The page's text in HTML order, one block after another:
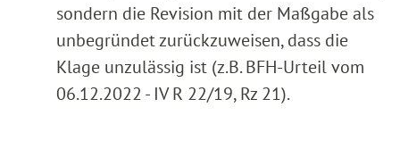
sondern die Revision mit der Maßgabe als
unbegründet zurückzuweisen, dass die
Klage unzulässig ist (z.B. BFH-Urteil vom
06.12.2022 - IV R 22/19, Rz 21).